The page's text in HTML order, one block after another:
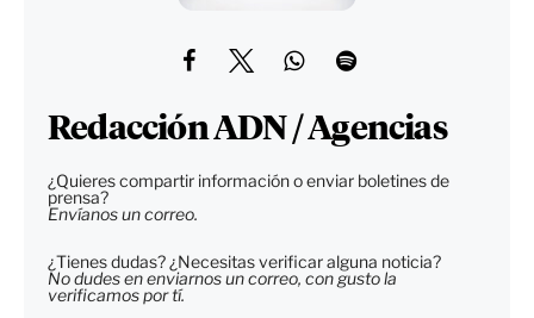
Redacción ADN / Agencias
¿Quieres compartir información o enviar boletines de
prensa?
Envíanos un correo.
¿Tienes dudas? ¿Necesitas verificar alguna noticia?
No dudes en enviarnos un correo, con gusto la
verificamos por tí.